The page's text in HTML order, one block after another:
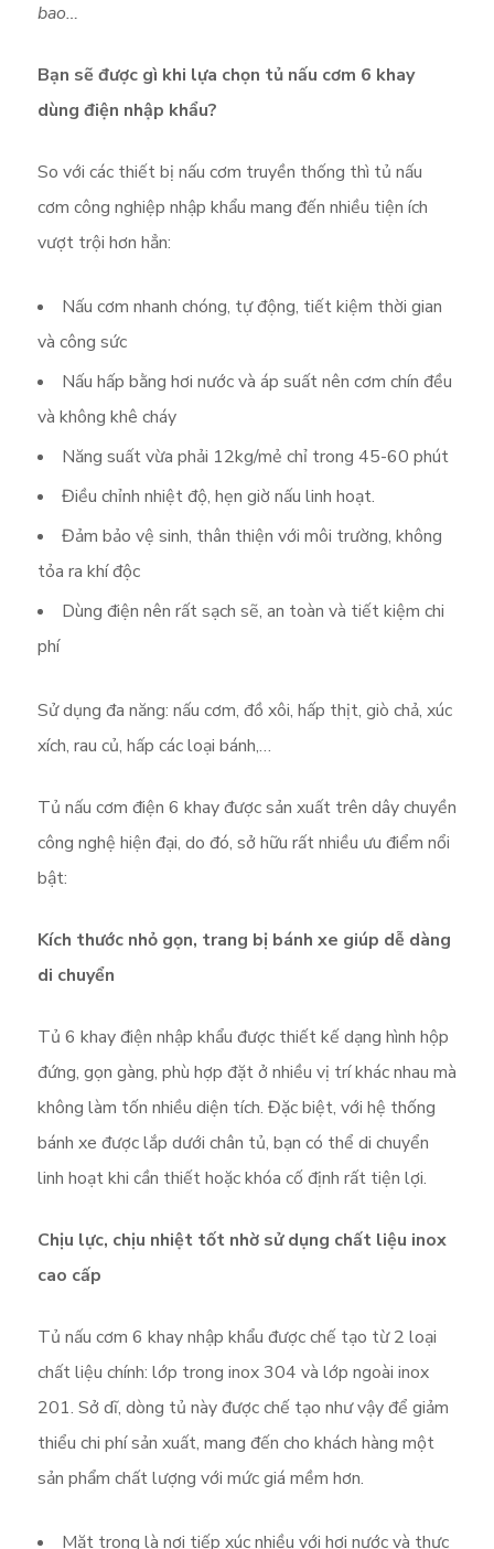
bao…
Bạn sẽ được gì khi lựa chọn tủ nấu cơm 6 khay
dùng điện nhập khẩu?
So với các thiết bị nấu cơm truyền thống thì tủ nấu
cơm công nghiệp nhập khẩu mang đến nhiều tiện ích
vượt trội hơn hẳn:
Nấu cơm nhanh chóng, tự động, tiết kiệm thời gian
và công sức
Nấu hấp bằng hơi nước và áp suất nên cơm chín đều
và không khê cháy
Năng suất vừa phải 12kg/mẻ chỉ trong 45-60 phút
Điều chỉnh nhiệt độ, hẹn giờ nấu linh hoạt.
Đảm bảo vệ sinh, thân thiện với môi trường, không
tỏa ra khí độc
Dùng điện nên rất sạch sẽ, an toàn và tiết kiệm chi
phí
Sử dụng đa năng: nấu cơm, đồ xôi, hấp thịt, giò chả, xúc
xích, rau củ, hấp các loại bánh,…
Tủ nấu cơm điện 6 khay được sản xuất trên dây chuyền
công nghệ hiện đại, do đó, sở hữu rất nhiều ưu điểm nổi
bật:
Kích thước nhỏ gọn, trang bị bánh xe giúp dễ dàng
di chuyển
Tủ 6 khay điện nhập khẩu được thiết kế dạng hình hộp
đứng, gọn gàng, phù hợp đặt ở nhiều vị trí khác nhau mà
không làm tốn nhiều diện tích. Đặc biệt, với hệ thống
bánh xe được lắp dưới chân tủ, bạn có thể di chuyển
linh hoạt khi cần thiết hoặc khóa cố định rất tiện lợi.
Chịu lực, chịu nhiệt tốt nhờ sử dụng chất liệu inox
cao cấp
Tủ nấu cơm 6 khay nhập khẩu được chế tạo từ 2 loại
chất liệu chính: lớp trong inox 304 và lớp ngoài inox
201. Sở dĩ, dòng tủ này được chế tạo như vậy để giảm
thiểu chi phí sản xuất, mang đến cho khách hàng một
sản phẩm chất lượng với mức giá mềm hơn.
Mặt trong là nơi tiếp xúc nhiều với hơi nước và thực